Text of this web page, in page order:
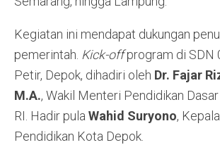
Kegiatan ini mendapat dukungan
pemerintah. Kick-offprogram di SDN
Petir, Depok, dihadiri oleh Dr. Fajar
M.A., Wakil Menteri Pendidikan
RI. Hadir pula Wahid Suryono,
Pendidikan Kota Depok.